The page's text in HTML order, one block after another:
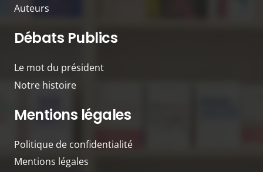
Auteurs
Débats Publics
Le mot du président
Notre histoire
Mentions légales
Politique de confidentialité
Mentions légales